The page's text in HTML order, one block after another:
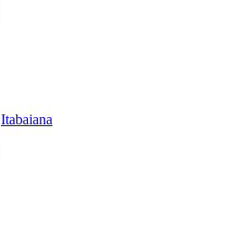
Itabaiana